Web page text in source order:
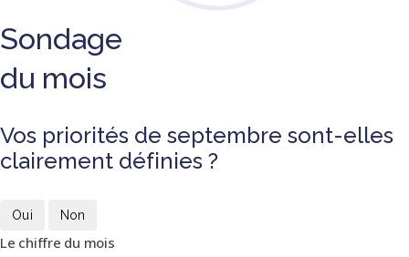
Sondage
du mois
Vos priorités de septembre sont-elles
clairement définies ?
Oui Non
Le chiffre du mois